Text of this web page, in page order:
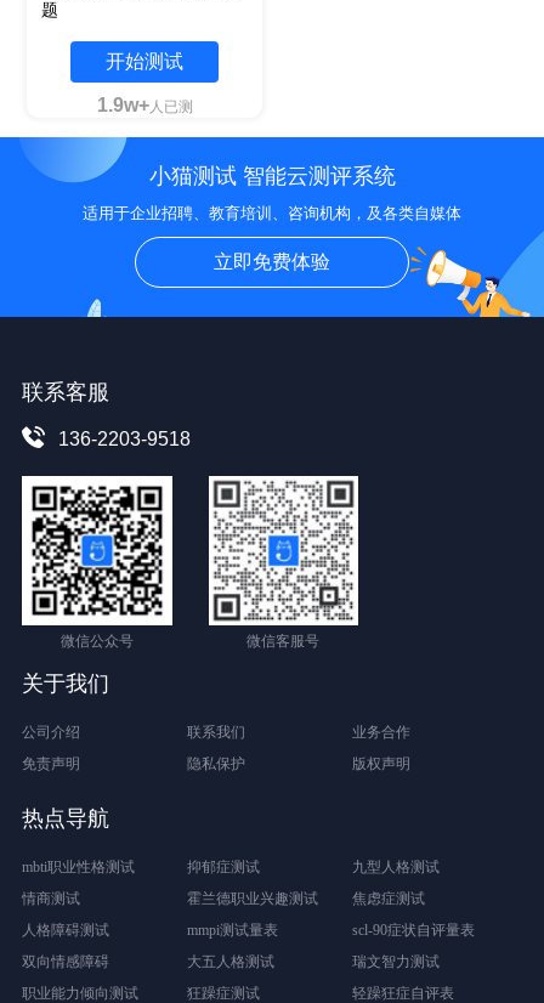
题
开始测试
1.9w+人已测
小猫测试 智能云测评系统
适用于企业招聘、教育培训、咨询机构，及各类自媒体
立即免费体验
联系客服
136-2203-9518
微信公众号 微信客服号
关于我们
公司介绍 联系我们
业务合作
免责声明
隐私保护 版权声明
热点导航
mbti职业性格测试 抑郁症测试
九型人格测试
情商测试
霍兰德职业兴趣测试
焦虑症测试
人格障碍测试
mmpi测试量表
scl-90症状自评量表
双向情感障碍
大五人格测试
瑞文智力测试
职业能力倾向测试
狂躁症测试 轻躁狂症自评表